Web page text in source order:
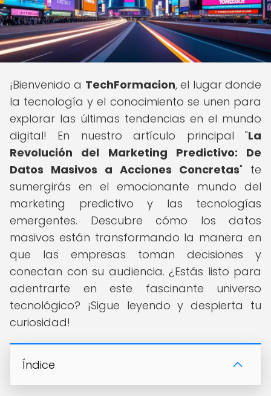
¡Bienvenido a TechFormacion, el lugar donde
la tecnología y el conocimiento se unen para
explorar las últimas tendencias en el mundo
digital! En nuestro artículo principal "La
Revolución del Marketing Predictivo: De
Datos Masivos a Acciones Concretas" te
sumergirás en el emocionante mundo del
marketing predictivo y las tecnologías
emergentes. Descubre cómo los datos
masivos están transformando la manera en
que las empresas toman decisiones y
conectan con su audiencia. ¿Estás listo para
adentrarte en este fascinante universo
tecnológico? ¡Sigue leyendo y despierta tu
curiosidad!
Índice